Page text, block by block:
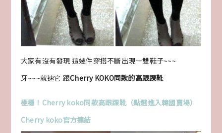
大家有沒有發現 這幾件穿搭不斷出現一雙鞋子~~~
牙~~~就速它 跟Cherry KOKO同款的高跟踝靴
極穩！Cherry koko同款高跟踝靴（點選進入韓國賣場）
Cherry koko官方連結